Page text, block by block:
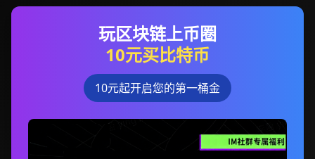
玩区块链上币圈
10元买比特币
10元起开启您的第一桶金